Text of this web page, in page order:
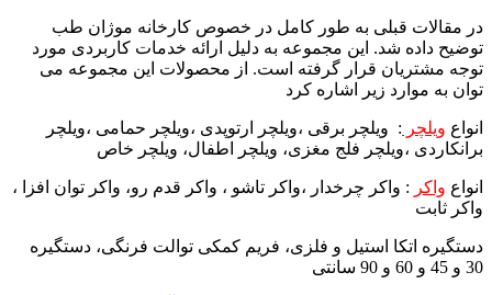
در مقالات قبلی به طور کامل در خصوص کارخانه موژان طب
توضیح داده شد. این مجموعه به دلیل ارائه خدمات کاربردی مورد
توجه مشتریان قرار گرفته است. از محصولات این مجموعه می
توان به موارد زیر اشاره کرد
انواع ویلچر : ویلچر برقی ،ویلچر ارتوپدی ،ویلچر حمامی ،ویلچر
برانکاردی ،ویلچر فلج مغزی، ویلچر اطفال، ویلچر خاص
انواع واکر : واکر چرخدار ،واکر تاشو ، واکر قدم رو، واکر توان افزا ،
واکر ثابت
دستگیره اتکا استیل و فلزی، فریم کمکی توالت فرنگی، دستگیره
30 و 45 و 60 و 90 سانتی